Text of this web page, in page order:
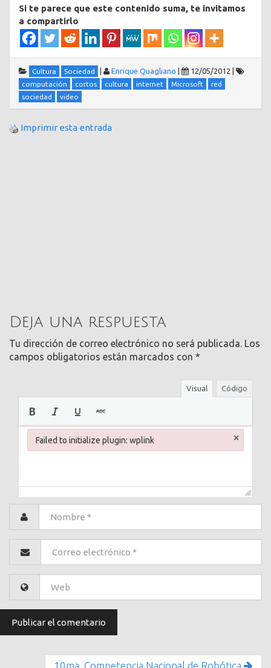
Si te parece que este contenido suma, te invitamos
a compartirlo
Cultura Sociedad | Enrique Quagliano | 12/05/2012 |
computación cortos cultura internet Microsoft
red
sociedad
video
Imprimir esta entrada
Deja una respuesta
Tu dirección de correo electrónico no será publicada. Los
campos obligatorios están marcados con *
Visual Código
10ma. Competencia Nacional de Robótica
Failed to initialize plugin: wplink ×
Failed to initialize plugin: wplink